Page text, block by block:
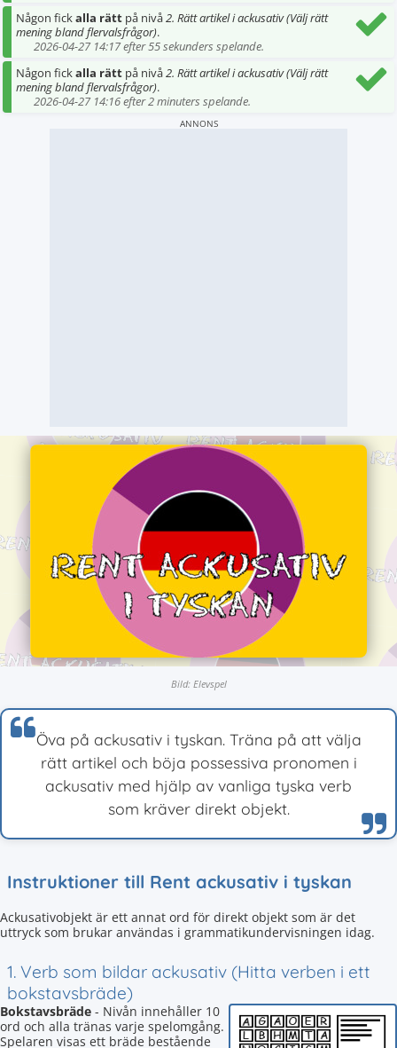
Någon fickalla rätt på nivå2. Rätt artikel i ackusativ (Välj rätt
mening bland flervalsfrågor).
2026-04-27 14:17 efter 55 sekunders spelande.
Någon fickalla rätt på nivå2. Rätt artikel i ackusativ (Välj rätt
mening bland flervalsfrågor).
2026-04-27 14:16 efter 2 minuters spelande.
ANNONS
Bild: Elevspel
Öva på ackusativ i tyskan. Träna på att välja
rätt artikel och böja possessiva pronomen i
ackusativ med hjälp av vanliga tyska verb
som kräver direkt objekt.
Instruktioner till Rent ackusativ i tyskan
Ackusativobjekt är ett annat ord för direkt objekt som är det
uttryck som brukar användas i grammatikundervisningen idag.
1. Verb som bildar ackusativ (Hitta verben i ett
bokstavsbräde)
Bokstavsbräde - Nivån innehåller 10
ord och alla tränas varje spelomgång.
Spelaren visas ett bräde bestående